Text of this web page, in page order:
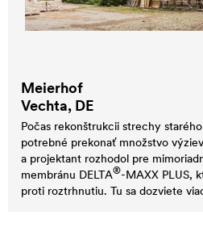
Meierhof
Vechta, DE
Počas rekonštrukcii strechy
potrebné prekonať množstvo
a projektant rozhodol pre
membránu DELTA®-MAXX PLUS,
proti roztrhnutiu. Tu sa dozviete